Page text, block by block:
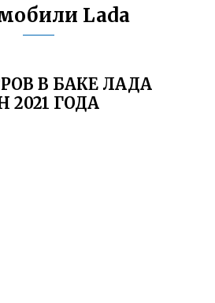
Lada
В БАКЕ ЛАДА
2021 ГОДА